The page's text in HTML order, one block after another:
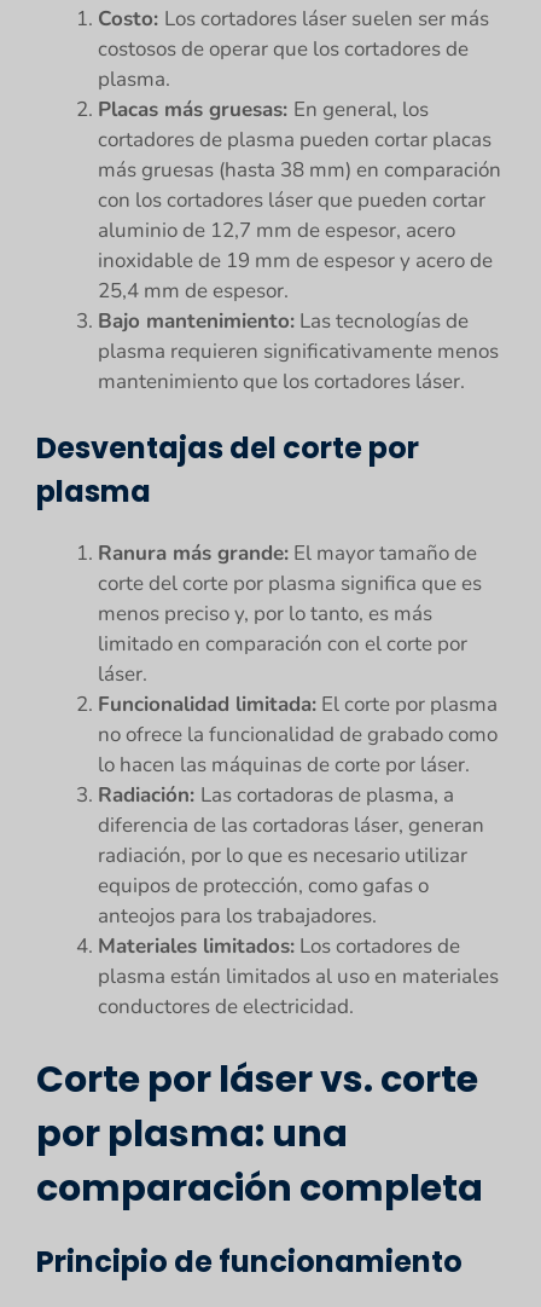
Costo: Los cortadores láser suelen ser más
costosos de operar que los cortadores de
plasma.
Placas más gruesas: En general, los
cortadores de plasma pueden cortar placas
más gruesas (hasta 38 mm) en comparación
con los cortadores láser que pueden cortar
aluminio de 12,7 mm de espesor, acero
inoxidable de 19 mm de espesor y acero de
25,4 mm de espesor.
Bajo mantenimiento: Las tecnologías de
plasma requieren significativamente menos
mantenimiento que los cortadores láser.
Desventajas del corte por
plasma
Ranura más grande: El mayor tamaño de
corte del corte por plasma significa que es
menos preciso y, por lo tanto, es más
limitado en comparación con el corte por
láser.
Funcionalidad limitada: El corte por plasma
no ofrece la funcionalidad de grabado como
lo hacen las máquinas de corte por láser.
Radiación: Las cortadoras de plasma, a
diferencia de las cortadoras láser, generan
radiación, por lo que es necesario utilizar
equipos de protección, como gafas o
anteojos para los trabajadores.
Materiales limitados: Los cortadores de
plasma están limitados al uso en materiales
conductores de electricidad.
Corte por láser vs. corte
por plasma: una
comparación completa
Principio de funcionamiento